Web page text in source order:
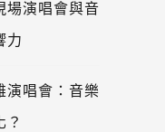
場演唱會與音
力
演唱會：音樂
？